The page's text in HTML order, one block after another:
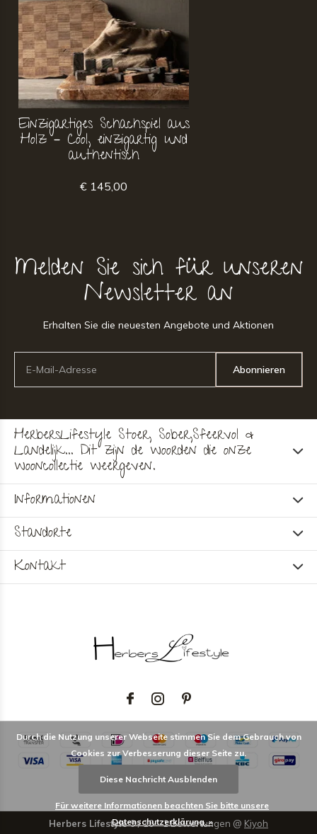
Einzigartiges Schachspiel aus
Holz – Cool, einzigartig und
authentisch
€ 145,00
Melden Sie sich für unseren
Newsletter an
Erhalten Sie die neuesten Angebote und Aktionen
Abonnieren
HerbersLifestyle Stoer, Sober,Sfeervol &
Landelijk... Dit zijn de woorden die onze
wooncollectie weergeven.
Informationen
Standorte
Kontakt
Herbers Lifestyle9/10-1Bewertungen @ Kiyoh
Durch die Nutzung unserer Webseite stimmen Sie dem Gebrauch von
Cookies zur Verbesserung dieser Seite zu.
Diese Nachricht Ausblenden
Für weitere Informationen beachten Sie bitte unsere
Datenschutzerklärung. »